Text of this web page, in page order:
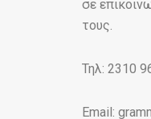
σε
τους.
Τηλ: 2310
Email: